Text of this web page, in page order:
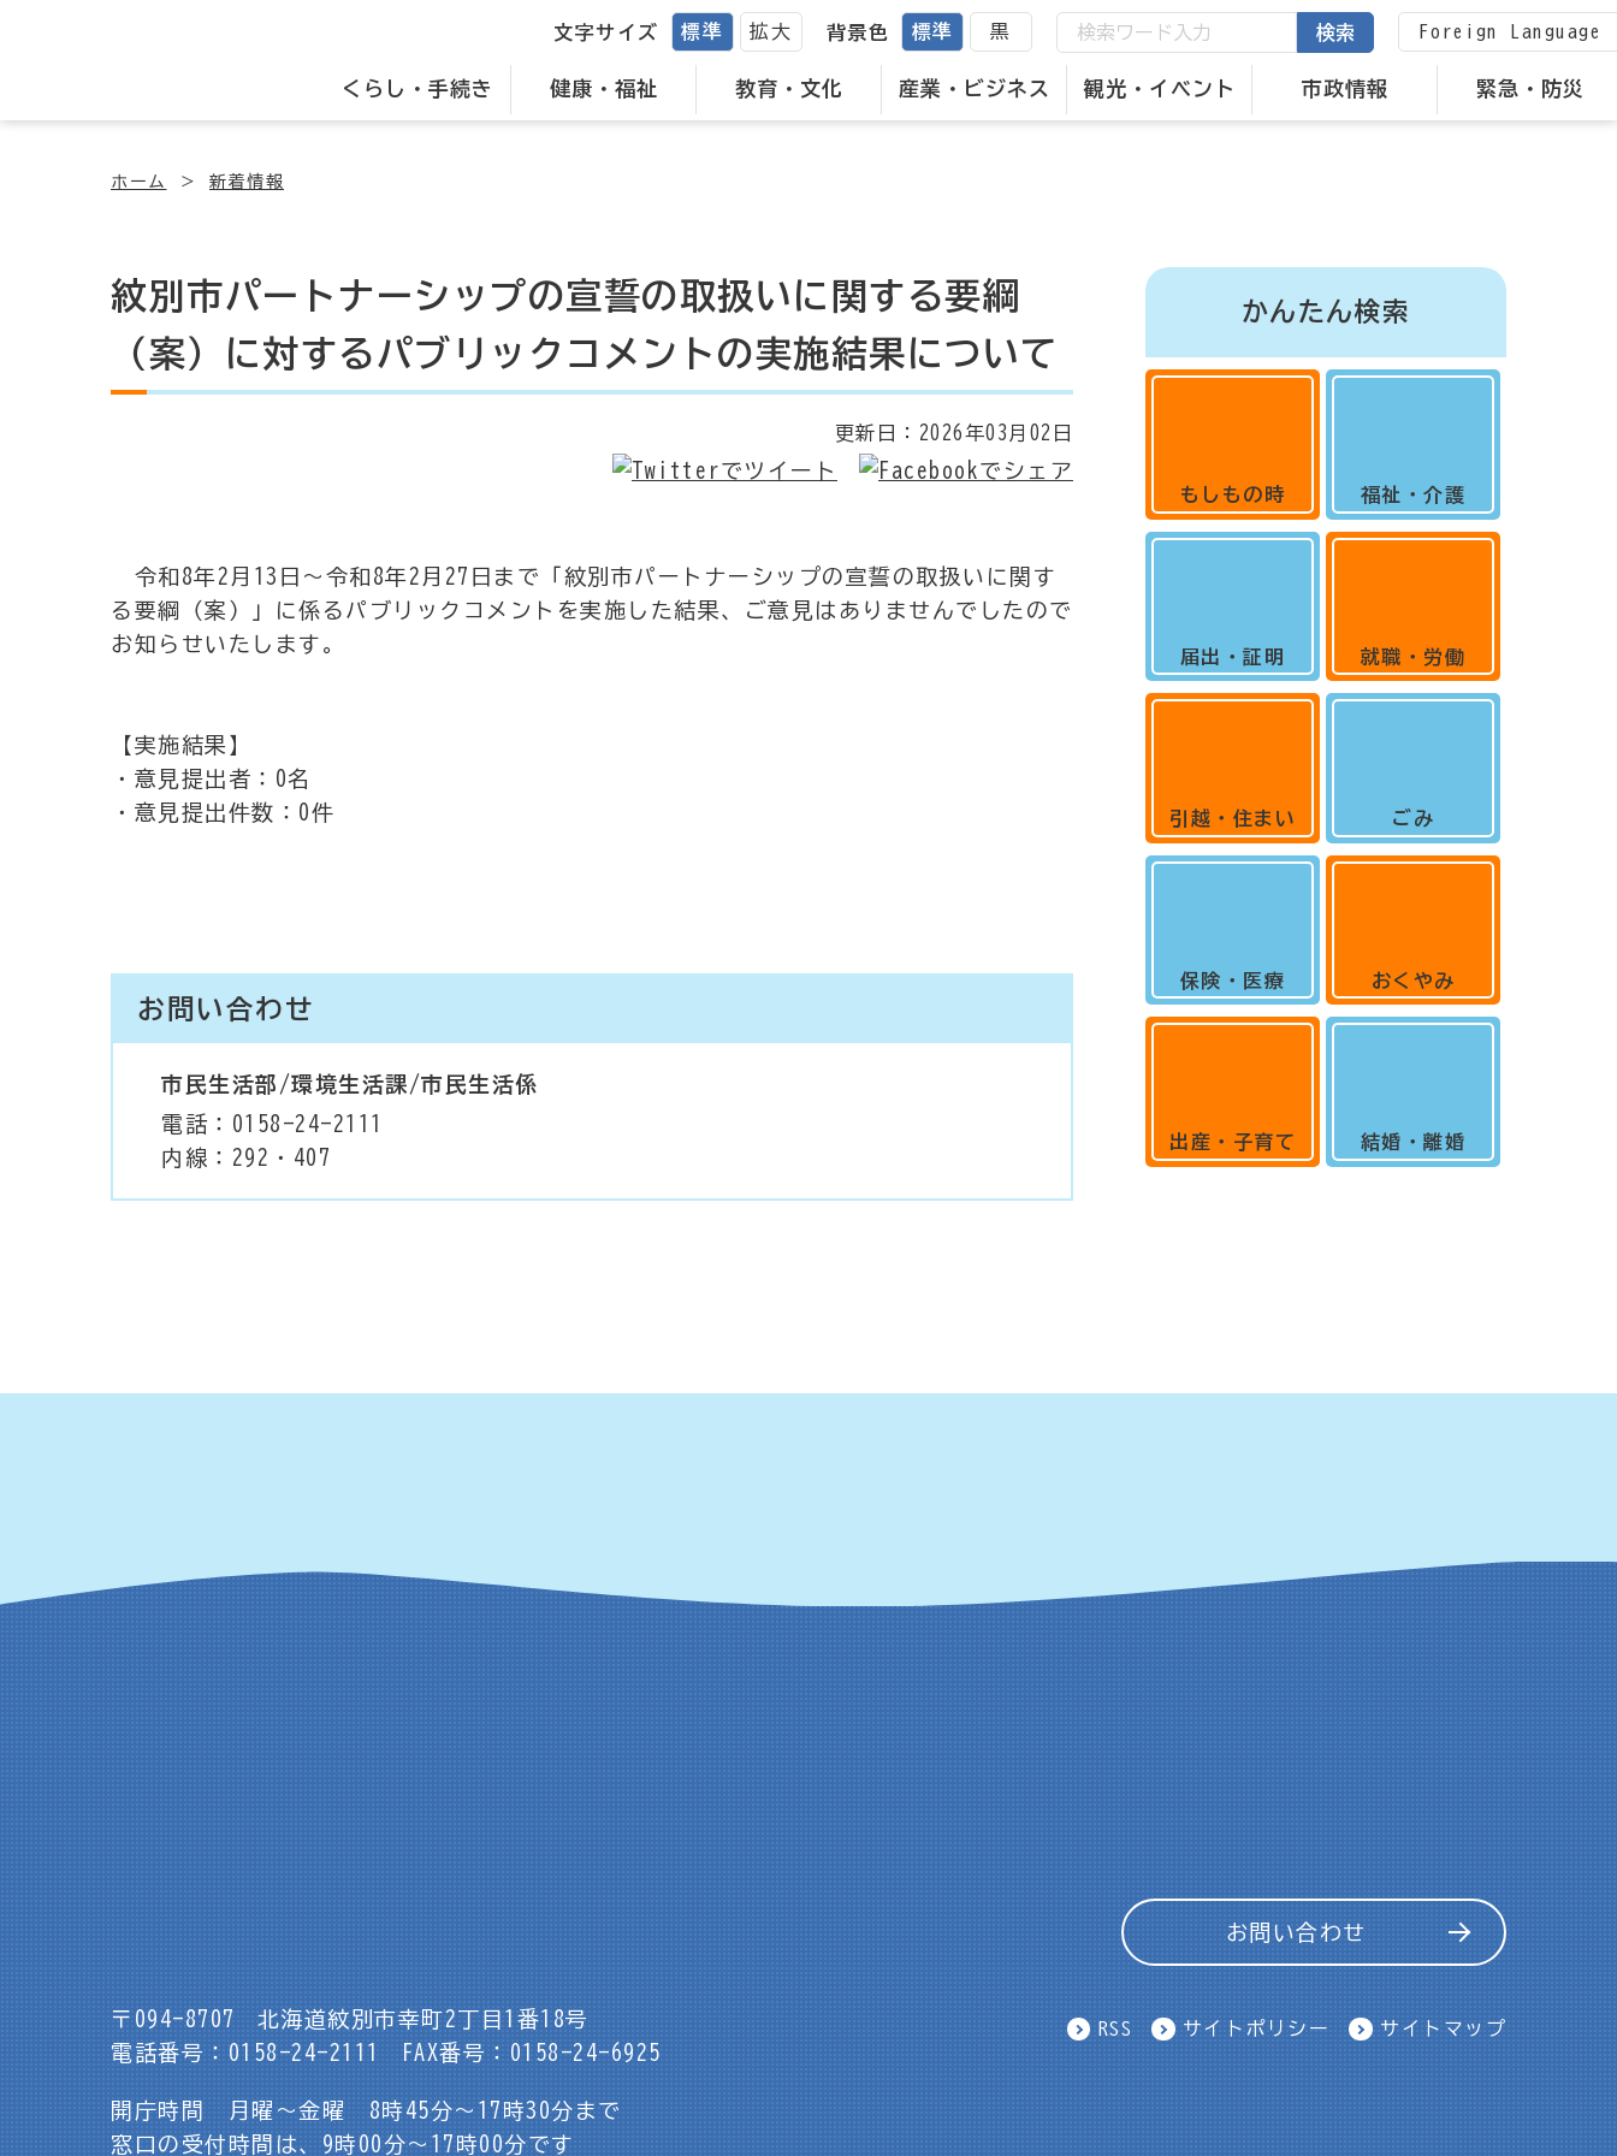
くらし・手続き 健康・福祉 教育・文化 産業・ビジネス 観光・イベント 市政情報 緊急・防災
文字サイズ 標準 拡大 背景色 標準 黒 検索 Foreign Language
ホーム 新着情報
紋別市パートナーシップの宣誓の取扱いに関する要綱
（案）に対するパブリックコメントの実施結果について
更新日： 2026年03月02日
令和8年2月13日～令和8年2月27日まで「紋別市パートナーシップの宣誓の取扱いに関す
る要綱（案）」に係るパブリックコメントを実施した結果、ご意見はありませんでしたので
お知らせいたします。
【実施結果】
・意見提出者：0名
・意見提出件数：0件
お問い合わせ
市民生活部/環境生活課/市民生活係
電話：0158-24-2111
内線：292・407
かんたん検索
もしもの時
届出・証明
引越・住まい
保険・医療
出産・子育て
福祉・介護
就職・労働
ごみ
おくやみ
結婚・離婚
〒094-8707
北海道紋別市幸町2丁目1番18号
電話番号：0158-24-2111
FAX番号：0158-24-6925
開庁時間 月曜～金曜 8時45分～17時30分まで
窓口の受付時間は、9時00分～17時00分です
お問い合わせ
RSS サイトポリシー サイトマップ